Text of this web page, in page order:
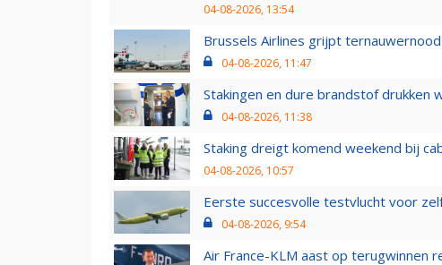
04-08-2026, 13:54
Brussels Airlines grijpt
04-08-2026, 11:47
Stakingen en dure brandstof drukken
04-08-2026, 11:38
Staking dreigt komend weekend bij
04-08-2026, 10:57
Eerste succesvolle testvlucht voor
04-08-2026, 9:54
Air France-KLM aast op terugwinnen